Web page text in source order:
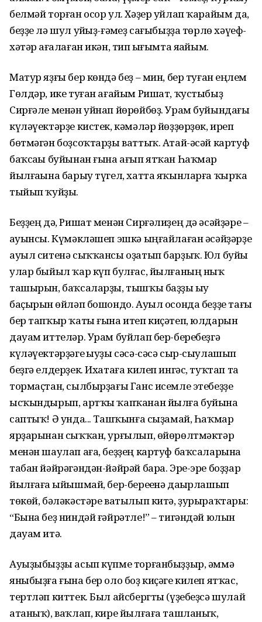
белмәй торған осор ул. Хәҙер уйлап ҡарайым да,
беҙҙе лә шул уйһыҙ-ғәмһеҙ сағыбыҙҙа төрлө хәүеф-
хәтәр һағалаған икән, тип һығымта яһайым.
Матур яҙғы бер көндә беҙ – мин, бер туған һеңлем
Гөлдәр, ике туған ағайым Ришат, ҡустыбыҙ
Сирғәле менән уйнап йөрөйбөҙ. Урам буйындағы
күләүектәрҙе кистек, кәмәләр йөҙҙөрҙөк, иреп
бөтмәгән боҙсоҡтарҙы ваттыҡ. Атай-әсәй картуф
баҡсаһы буйынан ғына ағып ятҡан Һаҡмар
йылғаһына барыу түгел, хатта яҡынларға ҡырҡа
тыйып ҡуйҙы.
Беҙҙең дә, Ришат менән Сирғәлиҙең дә әсәйҙәре –
һауынсы. Күмәкләшеп эшкә ыңғайлаған әсәйҙәрҙе
ауыл ситенә сыҡҡансы оҙатып барҙыҡ. Юл буйы
улар быйыл ҡар күп булғас, йылғаның ныҡ
ташырын, баҡсаларҙы, тышҡы баҙҙы һыу
баҫырын һөйләп бошондо. Ауыл осонда беҙҙе тағы
бер тапҡыр ҡаты ғына итеп киҫәтеп, юлдарын
дауам иттеләр. Урам буйлап бер-беребеҙгә
күләүектәрҙәге һыуҙы сәсә-сәсә сыр-сыулашып
беҙгә елдерҙек. Ихатаға килеп ингәс, туҡтап та
тормаҫтан, сыл­бырҙағы Ганс исемле этебеҙҙе
ысҡын­дырып, артҡы ҡапҡанан йылға буйына
саптыҡ! Ә унда... Ташҡынға сыҙамай, Һаҡмар
ярҙарынан сыҡҡан, урғылып, өйөрөлтмәктәр
менән шаулап аға, беҙҙең картуф баҡсаларына
табан йәйрәгәндән-йәйрәй бара. Эре-эре боҙҙар
йылғаға һыйышмай, бер-береһенә даһырлашып
төкөй, бәлә­кәстәре ватылып китә, ҙурыраҡтары:
“Бына беҙ ниндәй ғәйрәтле!” – тигәндәй юлын
дауам итә.
Ауыҙыбыҙҙы асып күпме торған­быҙҙыр, әммә
яныбыҙға ғына бер оло боҙ киҫәге килеп ятҡас,
тертләп киттек. Был айсбергты (үҙебеҙсә шулай
атаныҡ), ваҡлап, кире йылғаға таш­ланыҡ,